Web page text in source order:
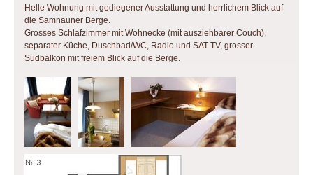
Helle Wohnung mit gediegener Ausstattung und herrlichem Blick auf
die Samnauner Berge.
Grosses Schlafzimmer mit Wohnecke (mit ausziehbarer Couch),
separater Küche, Duschbad/WC, Radio und SAT-TV, grosser
Südbalkon mit freiem Blick auf die Berge.